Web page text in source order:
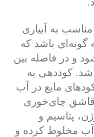
به آبیاری
گونه‌ای باشد که
و در فاصله بین
کوددهی به
مایع در آب
قاشق چای‌خوری
پتاسیم و
مخلوط کرده و